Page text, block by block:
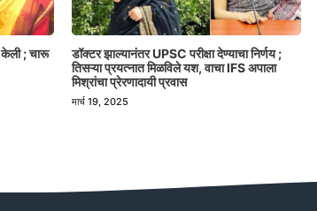
केली ; चारू
डॉक्टर झाल्यानंतर UPSC परीक्षा देण्याचा निर्णय ;
तिसऱ्या प्रयत्नात मिळविले यश, वाचा IFS अपाला
मिश्रांचा प्रेरणादायी प्रवास
मार्च 19, 2025